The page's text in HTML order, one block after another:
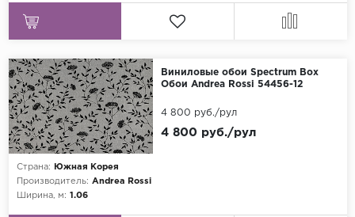
Виниловые обои Spectrum Box
Обои Andrea Rossi 54456-12
Страна:
Южная Корея
Производитель: Andrea Rossi
Ширина, м: 1.06
4 800 руб./рул
4 800 руб./рул